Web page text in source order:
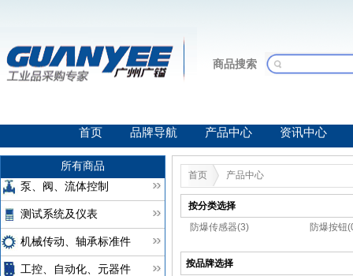
商品搜索
首页 品牌导航 产品中心 资讯中心
所有商品
泵、阀、流体控制
测试系统及仪表
机械传动、轴承标准件
工控、自动化、元器件
首页 产品中心
按分类选择
防爆传感器(3)
防爆按钮
按品牌选择